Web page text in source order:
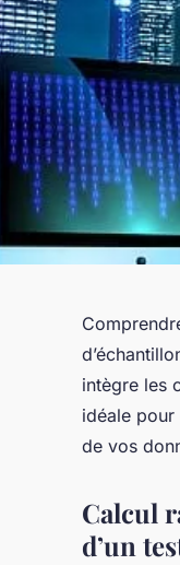
intègre les
idéale
de vos
Calcul
d’un